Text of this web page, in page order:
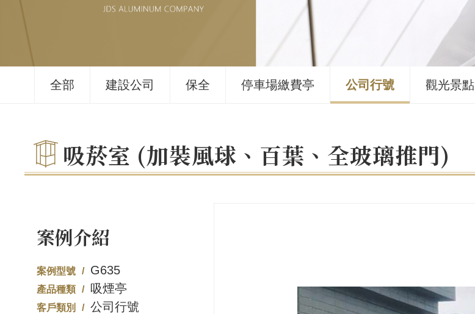
全部 建設公司 保全 停車場繳費亭 公司行號 觀光景點
吸菸室 (加裝風球、百葉、全玻璃推門)
案例介紹
案例型號 G635
產品種類 吸煙亭
客戶類別 公司行號